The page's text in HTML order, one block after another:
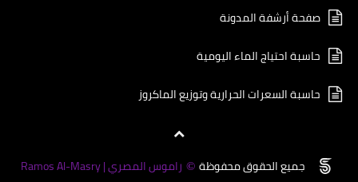
صفحة أرشفة المدونة
حاسبة احتياج الماء اليومية
حاسبة السعرات الحرارية وتوزيع الماكروز
جميع الحقوق محفوظة © راموس المصري | Ramos Al-Masry